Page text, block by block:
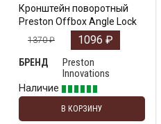
Кронштейн поворотный
Preston Offbox Angle Lock
1370₽ 1096 ₽
БРЕНД
Preston
Innovations
Наличие
В КОРЗИНУ